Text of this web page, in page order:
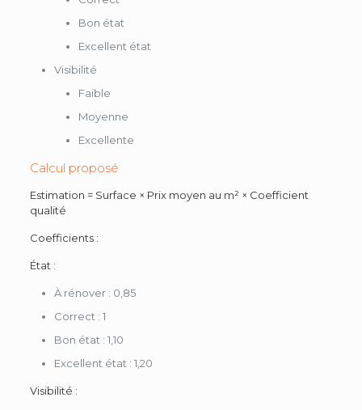
Bon état
Excellent état
Visibilité
Faible
Moyenne
Excellente
Calcul proposé
Estimation = Surface × Prix moyen au m² × Coefficient
qualité
Coefficients :
État :
À rénover : 0,85
Correct : 1
Bon état : 1,10
Excellent état : 1,20
Visibilité :